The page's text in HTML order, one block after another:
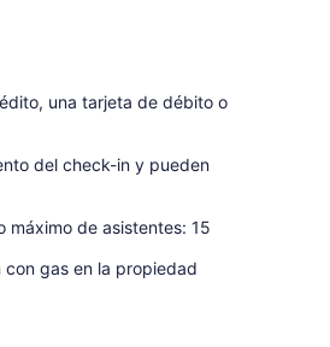
una tarjeta de débito o
del check-in y pueden
máximo de asistentes: 15
gas en la propiedad